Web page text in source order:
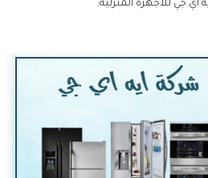
جي للاجهزة المنزلية.